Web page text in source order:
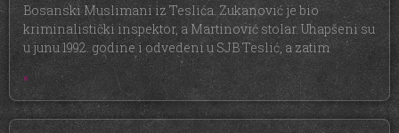
Bosanski Muslimani iz Teslića. Zukanović je bio
kriminalistički inspektor, a Martinović stolar. Uhapšeni su
u junu 1992. godine i odvedeni u SJB Teslić, a zatim
»